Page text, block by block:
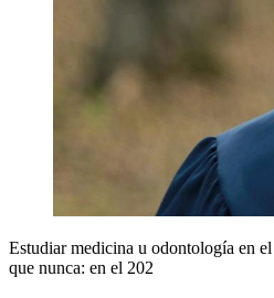
Estudiar medicina u odontología en
que nunca: en el 202